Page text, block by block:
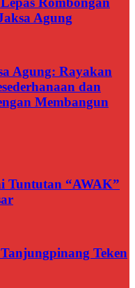
Agung
Agung: Rayakan
dan
Membangun
Tuntutan “AWAK”
Teken